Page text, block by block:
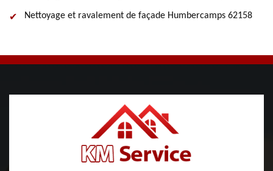
Nettoyage et ravalement de façade Humbercamps 62158